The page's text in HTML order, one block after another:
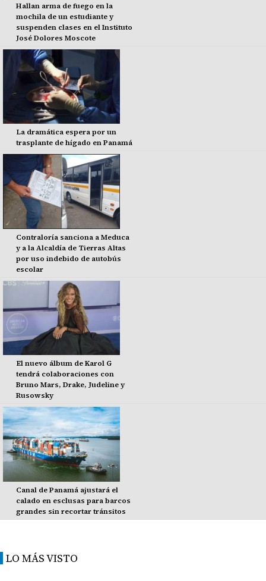
Hallan arma de fuego en la
mochila de un estudiante y
suspenden clases en el Instituto
José Dolores Moscote
La dramática espera por un
trasplante de hígado en Panamá
Contraloría sanciona a Meduca
y a la Alcaldía de Tierras Altas
por uso indebido de autobús
escolar
El nuevo álbum de Karol G
tendrá colaboraciones con
Bruno Mars, Drake, Judeline y
Rusowsky
Canal de Panamá ajustará el
calado en esclusas para barcos
grandes sin recortar tránsitos
LO MÁS VISTO